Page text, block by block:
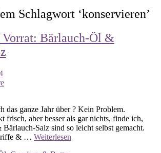
Schlagwort ‘konservieren’
Bärlauch-Öl &
das ganze Jahr über ? Kein Problem.
frisch, aber besser als gar nichts, finde ich,
Salz sind so leicht selbst gemacht.
& … Weiterlesen